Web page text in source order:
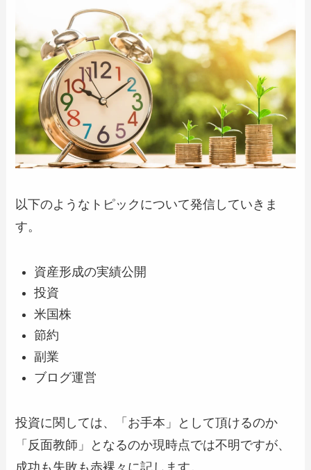
以下のようなトピックについて発信していきま
す。
資産形成の実績公開
投資
米国株
節約
副業
ブログ運営
投資に関しては、「お手本」として頂けるのか
「反面教師」となるのか現時点では不明ですが、